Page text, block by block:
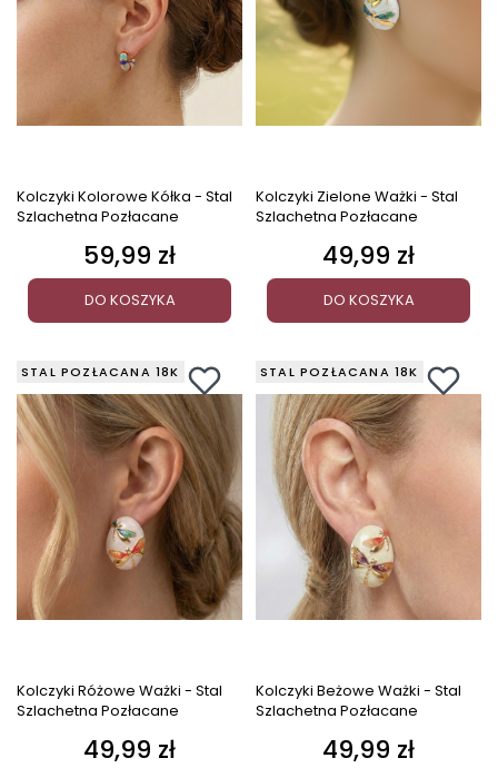
Kolczyki Kolorowe Kółka - Stal
Szlachetna Pozłacane
Cena
59,99 zł
DO KOSZYKA
Kolczyki Zielone Ważki - Stal
Szlachetna Pozłacane
Cena
49,99 zł
DO KOSZYKA
STAL POZŁACANA 18K
Kolczyki Różowe Ważki - Stal
Szlachetna Pozłacane
Cena
49,99 zł
STAL POZŁACANA 18K
Kolczyki Beżowe Ważki - Stal
Szlachetna Pozłacane
Cena
49,99 zł